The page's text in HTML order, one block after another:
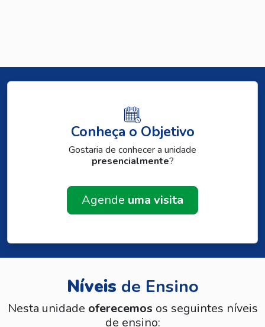
Conheça o Objetivo
Gostaria de conhecer a unidade
presencialmente?
Agende uma visita
Níveis de Ensino
Nesta unidade oferecemos os seguintes níveis
de ensino: